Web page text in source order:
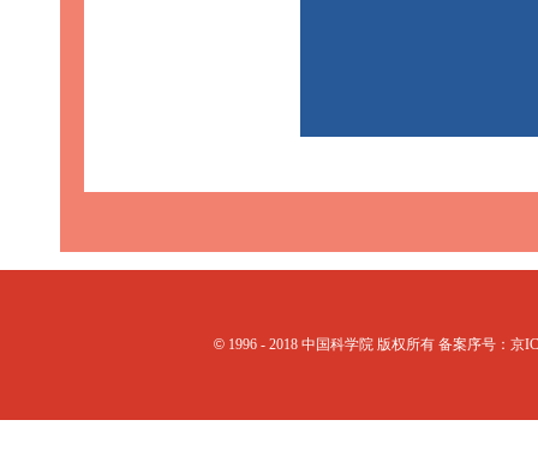
© 1996 - 2018 中国科学院 版权所有 备案序号：京